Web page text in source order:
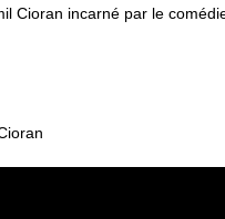
Cioran incarné par le